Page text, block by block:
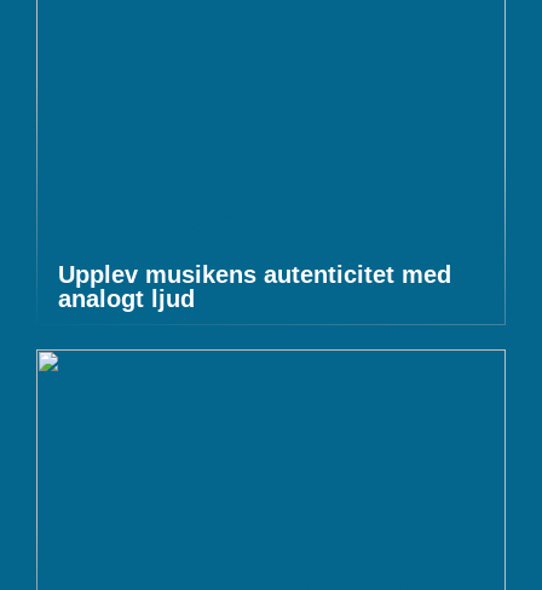
Upplev musikens autenticitet med
analogt ljud